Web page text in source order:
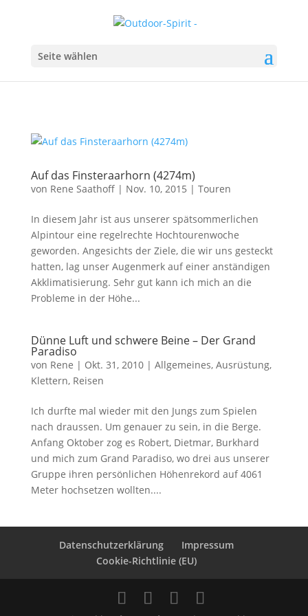
Seite wählen
Auf das Finsteraarhorn (4274m)
von Rene Saathoff| Nov. 10, 2015 | Touren
In diesem Jahr ist aus unserer spätsommerlichen
Alpintour eine regelrechte Hochtourenwoche
geworden. Angesichts der Ziele, die wir uns gesteckt
hatten, lag unser Augenmerk auf einer anständigen
Akklimatisierung. Sehr gut kann ich mich an die
Probleme in der Höhe...
Dünne Luft und schwere Beine – Der Grand
Paradiso
von Rene | Okt. 31, 2010| Allgemeines, Ausrüstung,
Klettern, Reisen
Ich durfte mal wieder mit den Jungs zum Spielen
nach draussen. Um genauer zu sein, in die Berge.
Anfang Oktober zog es Robert, Dietmar, Burkhard
und mich zum Grand Paradiso, wo drei aus unserer
Gruppe ihren persönlichen Höhenrekord auf 4061
Meter hochsetzen wollten....
Datenschutzerklärung
Impressum
Cookie-Richtlinie (EU)